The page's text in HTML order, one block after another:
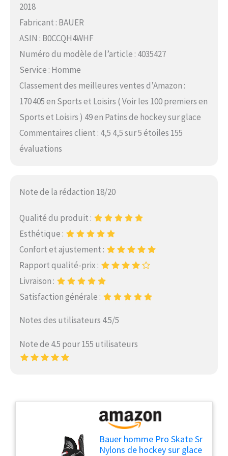
2018
Fabricant : BAUER
ASIN : B0CCQH4WHF
Numéro du modèle de l’article : 4035427
Service : Homme
Classement des meilleures ventes d’Amazon :
170 405 en Sports et Loisirs ( Voir les 100 premiers en
Sports et Loisirs ) 49 en Patins de hockey sur glace
Commentaires client : 4,5 4,5 sur 5 étoiles 155
évaluations
Note de la rédaction 18/20
Qualité du produit :
Esthétique :
Confort et ajustement :
Rapport qualité-prix :
Livraison :
Satisfaction générale :
Notes des utilisateurs 4.5/5
Note de 4.5 pour 155 utilisateurs
Bauer homme Pro Skate Sr
Nylons de hockey sur glace